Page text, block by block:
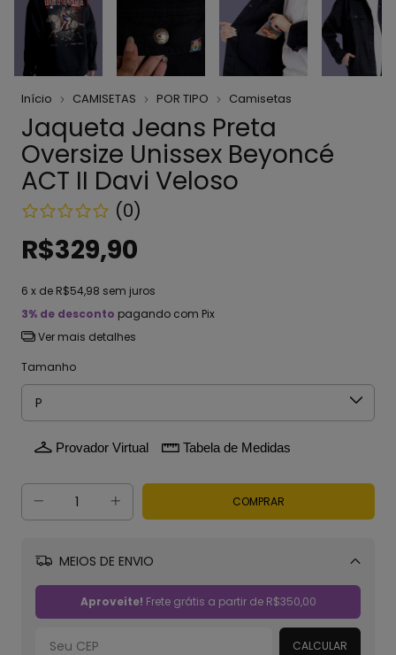
Início CAMISETAS POR TIPO Camisetas
Jaqueta Jeans Preta
Oversize Unissex Beyoncé
ACT II Davi Veloso
(0)
R$329,90
6 x de R$54,98 sem juros
3% de desconto pagando com Pix
Ver mais detalhes
Tamanho
Provador Virtual Tabela de Medidas
MEIOS DE ENVIO
Aproveite! Frete grátis a partir de R$350,00
CALCULAR